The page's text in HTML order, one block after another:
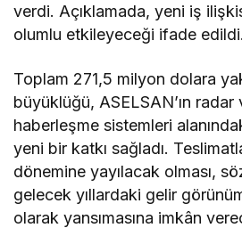
verdi. Açıklamada, yeni iş
olumlu etkileyeceği ifade edildi.
Toplam 271,5 milyon dolara
büyüklüğü, ASELSAN’ın
haberleşme sistemleri
yeni bir katkı sağladı.
dönemine yayılacak olması,
gelecek yıllardaki gelir
olarak yansımasına imkân